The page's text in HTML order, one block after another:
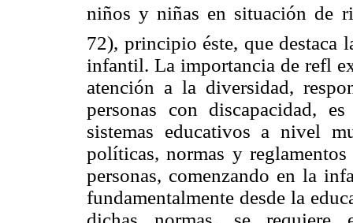
niños y niñas en situación de
72), principio éste, que destaca
infantil. La importancia de refl
atención a la diversidad,
personas con discapacidad,
sistemas educativos a nivel
políticas, normas y
personas, comenzando en la
fundamentalmente desde la